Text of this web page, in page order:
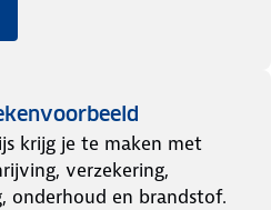
krijg je te maken met
verzekering,
onderhoud en brandstof.